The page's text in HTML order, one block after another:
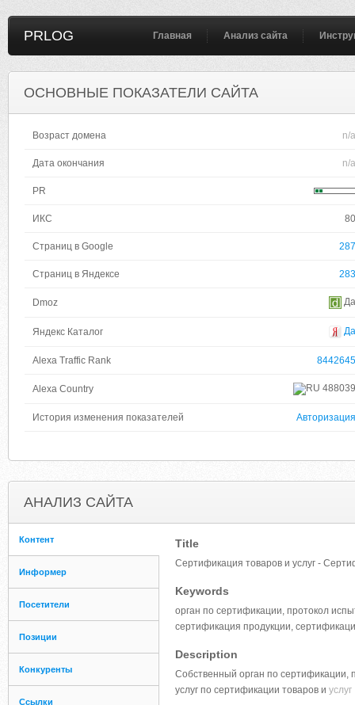
PRLOG Главная Анализ сайта
ОСНОВНЫЕ ПОКАЗАТЕЛИ САЙТА
Возраст домена n/a
Дата окончания n/a
PR
ИКС 80
Страниц в Google 287
Страниц в Яндексе 283
Dmoz Да
Яндекс Каталог Да
Alexa Traffic Rank 8442645
Alexa Country 488039
История изменения показателей Авторизация
АНАЛИЗ САЙТА
Контент
Информер
Посетители
Позиции
Конкуренты
Ссылки
Title
Cертификация товаров и услуг -
Keywords
орган по сертификации, протокол
сертификация продукции,
Description
Собственный орган по сертификации,
услуг по сертификации товаров и услуг